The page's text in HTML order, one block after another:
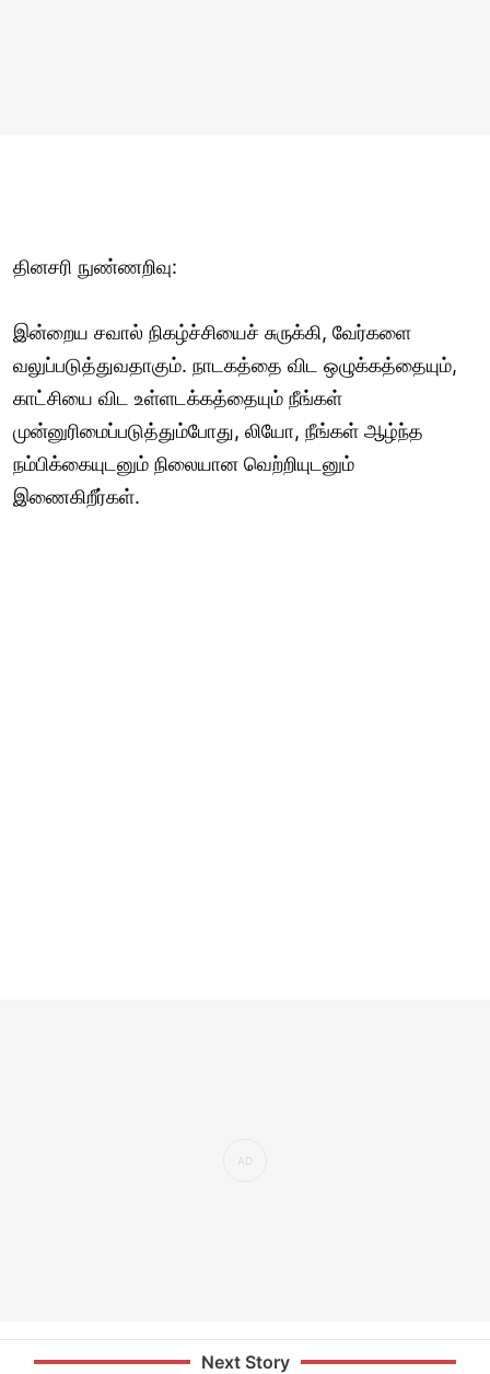
தினசரி நுண்ணறிவு:
இன்றைய சவால் நிகழ்ச்சியைச் சுருக்கி, வேர்களை
வலுப்படுத்துவதாகும். நாடகத்தை விட ஒழுக்கத்தையும்,
காட்சியை விட உள்ளடக்கத்தையும் நீங்கள்
முன்னுரிமைப்படுத்தும்போது, லியோ, நீங்கள் ஆழ்ந்த
நம்பிக்கையுடனும் நிலையான வெற்றியுடனும்
இணைகிறீர்கள்.
Next Story